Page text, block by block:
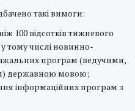
такі вимоги:
100 відсотків тижневого
тому числі новинно-
програм (ведучими,
державною мовою;
інформаційних програм з